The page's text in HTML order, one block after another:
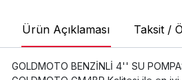
Ürün Açıklaması Taksit /
GOLDMOTO BENZİNLİ 4'' SU